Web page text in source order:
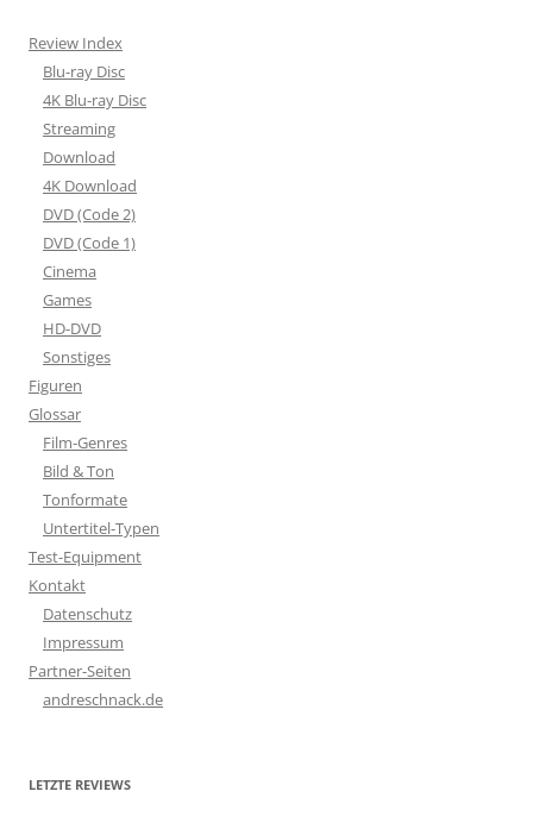
Review Index
Blu-ray Disc
4K Blu-ray Disc
Streaming
Download
4K Download
DVD (Code 2)
DVD (Code 1)
Cinema
Games
HD-DVD
Sonstiges
Figuren
Glossar
Film-Genres
Bild & Ton
Tonformate
Untertitel-Typen
Test-Equipment
Kontakt
Datenschutz
Impressum
Partner-Seiten
andreschnack.de
LETZTE REVIEWS